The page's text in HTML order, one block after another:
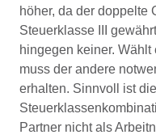
höher, da der doppelte
Steuerklasse III
hingegen keiner.
muss der andere
erhalten. Sinnvoll ist
Partner nicht als